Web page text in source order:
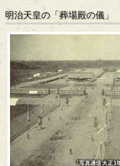
明治天皇の「葬場殿の儀」